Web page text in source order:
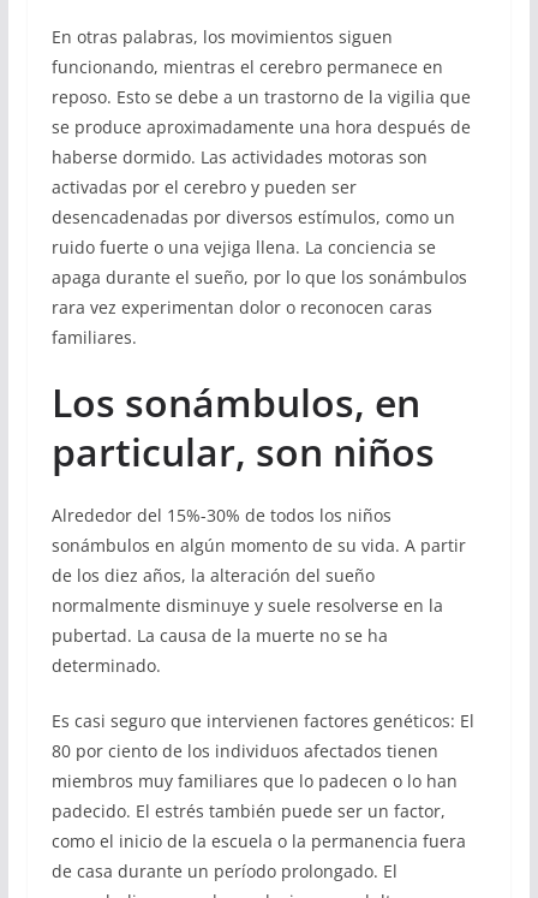
En otras palabras, los movimientos siguen
funcionando, mientras el cerebro permanece en
reposo. Esto se debe a un trastorno de la vigilia que
se produce aproximadamente una hora después de
haberse dormido. Las actividades motoras son
activadas por el cerebro y pueden ser
desencadenadas por diversos estímulos, como un
ruido fuerte o una vejiga llena. La conciencia se
apaga durante el sueño, por lo que los sonámbulos
rara vez experimentan dolor o reconocen caras
familiares.
Los sonámbulos, en
particular, son niños
Alrededor del 15%-30% de todos los niños
sonámbulos en algún momento de su vida. A partir
de los diez años, la alteración del sueño
normalmente disminuye y suele resolverse en la
pubertad. La causa de la muerte no se ha
determinado.
Es casi seguro que intervienen factores genéticos: El
80 por ciento de los individuos afectados tienen
miembros muy familiares que lo padecen o lo han
padecido. El estrés también puede ser un factor,
como el inicio de la escuela o la permanencia fuera
de casa durante un período prolongado. El